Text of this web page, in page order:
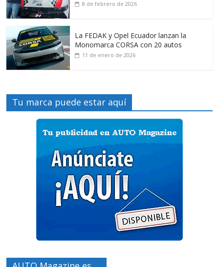
8 de febrero de 2026
La FEDAK y Opel Ecuador lanzan la
Monomarca CORSA con 20 autos
11 de enero de 2026
Tu marca puede estar aquí